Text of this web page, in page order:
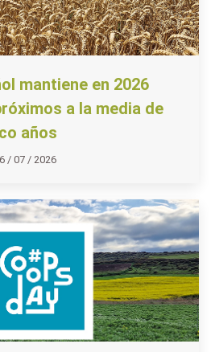
mantiene en 2026
a la media de
años
/ 07 / 2026